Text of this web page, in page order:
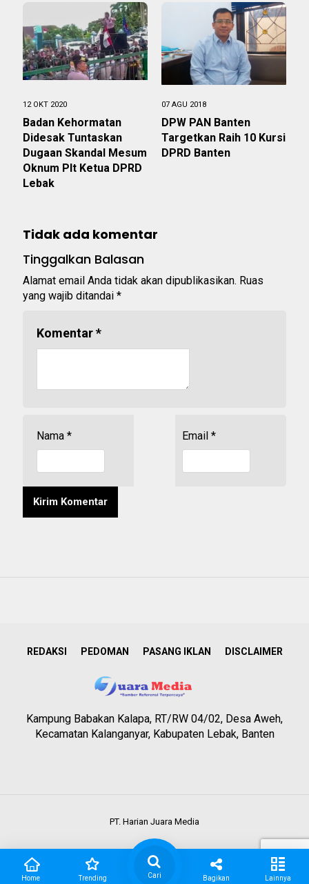
12 OKT 2020
Badan Kehormatan
Didesak Tuntaskan
Dugaan Skandal Mesum
Oknum Plt Ketua DPRD
Lebak
07 AGU 2018
DPW PAN Banten
Targetkan Raih 10 Kursi
DPRD Banten
Tidak ada komentar
Tinggalkan Balasan
Alamat email Anda tidak akan dipublikasikan. Ruas
yang wajib ditandai *
Komentar*
Nama * Email *
REDAKSI PEDOMAN PASANG IKLAN DISCLAIMER
Kampung Babakan Kalapa, RT/RW 04/02, Desa Aweh,
Kecamatan Kalanganyar, Kabupaten Lebak, Banten
PT. Harian Juara Media
Home Trending Cari Bagikan Lainnya